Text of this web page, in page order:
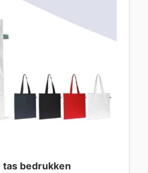
tas bedrukken